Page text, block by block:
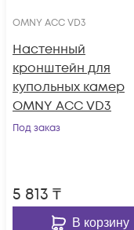
OMNY ACC VD3
Настенный
кронштейн для
купольных камер
OMNY ACC VD3
Под заказ
5 813 ₸
В корзину